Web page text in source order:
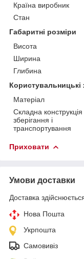
Країна виробник
Стан
Габаритні розміри
Висота
Ширина
Глибина
Користувальницькі
Матеріал
Складна
зберігання і
транспортування
Приховати
Умови доставки
Доставка
Нова Пошта
Укрпошта
Самовивіз